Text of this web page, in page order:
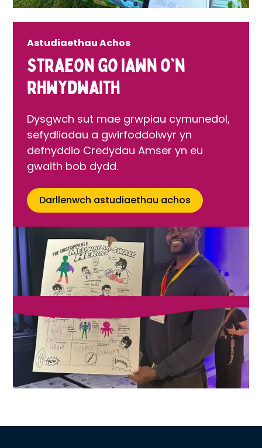
Astudiaethau Achos
Straeon go iawn o'n
rhwydwaith
Dysgwch sut mae grwpiau cymunedol,
sefydliadau a gwirfoddolwyr yn
defnyddio Credydau Amser yn eu
gwaith bob dydd.
Darllenwch astudiaethau achos